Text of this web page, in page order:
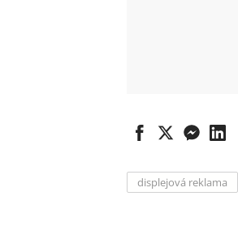
displejová reklama